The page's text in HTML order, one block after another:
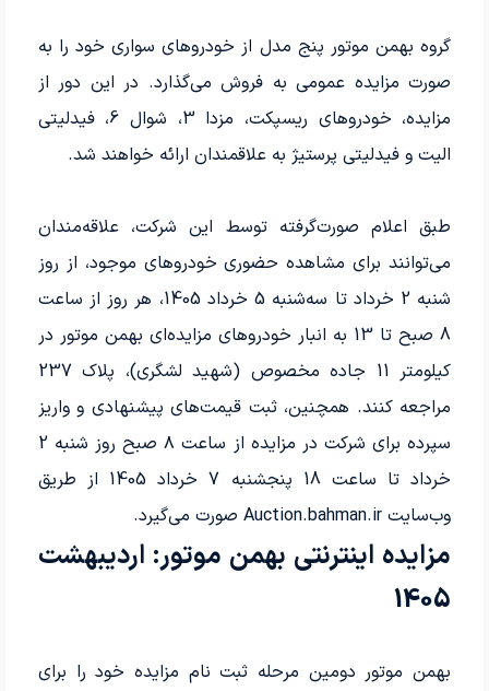
گروه بهمن موتور پنج مدل از خودروهای سواری خود را به
صورت مزایده عمومی به فروش می‌گذارد. در این دور از
مزایده، خودروهای ریسپکت، مزدا 3، شوال 6، فیدلیتی
الیت و فیدلیتی پرستیژ به علاقمندان ارائه خواهند شد.
طبق اعلام صورت‌گرفته توسط این شرکت، علاقه‌مندان
می‌توانند برای مشاهده حضوری خودروهای موجود، از روز
شنبه 2 خرداد تا سه‌شنبه 5 خرداد 1405، هر روز از ساعت
8 صبح تا 13 به انبار خودروهای مزایده‌ای بهمن موتور در
کیلومتر 11 جاده مخصوص (شهید لشگری)، پلاک 237
مراجعه کنند. همچنین، ثبت قیمت‌های پیشنهادی و واریز
سپرده برای شرکت در مزایده از ساعت ۸ صبح روز شنبه 2
خرداد تا ساعت 18 پنجشنبه 7 خرداد 1405 از طریق
وب‌سایت Auction.bahman.ir صورت می‌گیرد.
مزایده اینترنتی بهمن موتور: اردیبهشت
1405
بهمن موتور دومین مرحله ثبت نام مزایده خود را برای